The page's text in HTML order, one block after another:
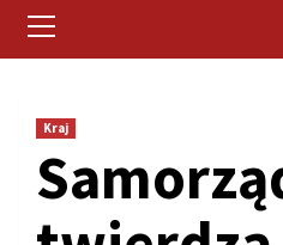
Menu
Kraj